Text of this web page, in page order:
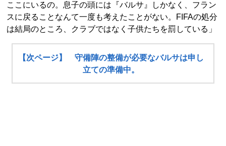
ここにいるの。息子の頭には『バルサ』しかなく、フラン
スに戻ることなんて一度も考えたことがない。FIFAの処分
は結局のところ、クラブではなく子供たちを罰している」
【次ページ】 守備陣の整備が必要なバルサは申し
立ての準備中。